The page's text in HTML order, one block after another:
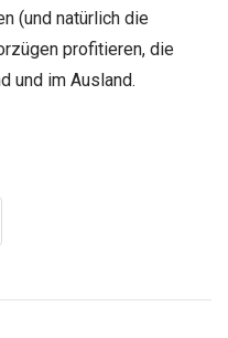
(und natürlich die
profitieren, die
und im Ausland.